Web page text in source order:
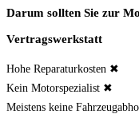
Darum sollten Sie zur
Vertragswerkstatt
Hohe Reparaturkosten ✖
Kein Motorspezialist ✖
Meistens keine